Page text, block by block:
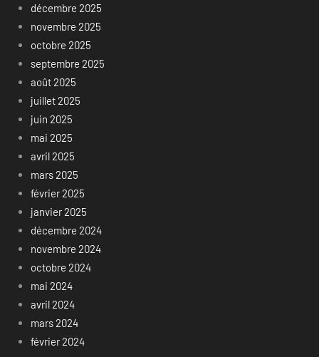
décembre 2025
novembre 2025
octobre 2025
septembre 2025
août 2025
juillet 2025
juin 2025
mai 2025
avril 2025
mars 2025
février 2025
janvier 2025
décembre 2024
novembre 2024
octobre 2024
mai 2024
avril 2024
mars 2024
février 2024